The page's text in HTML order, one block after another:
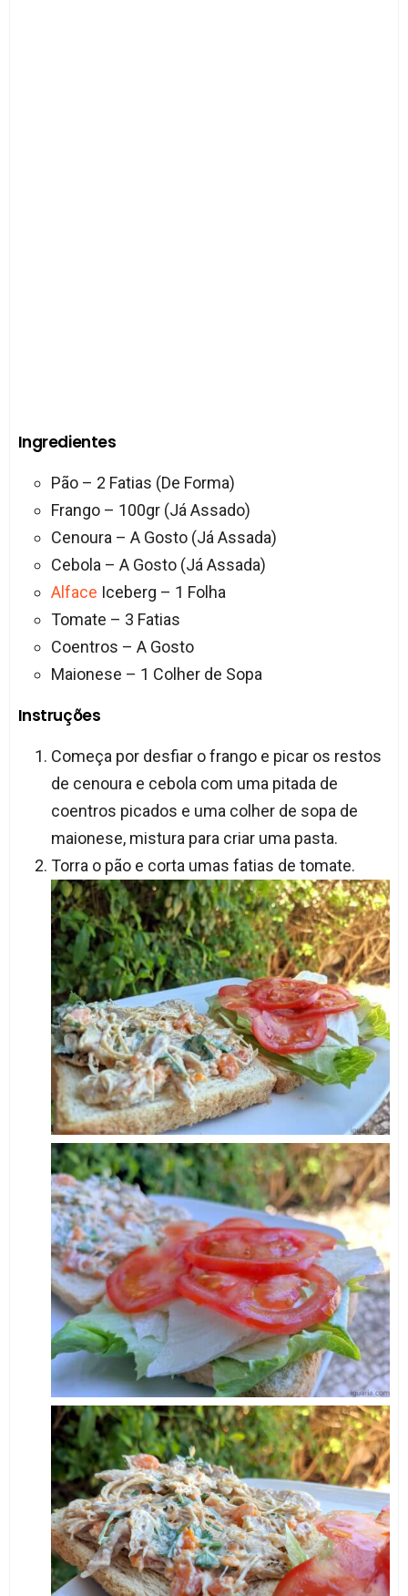
Ingredientes
Pão – 2 Fatias (De Forma)
Frango – 100gr (Já Assado)
Cenoura – A Gosto (Já Assada)
Cebola – A Gosto (Já Assada)
Alface Iceberg – 1 Folha
Tomate – 3 Fatias
Coentros – A Gosto
Maionese – 1 Colher de Sopa
Instruções
Começa por desfiar o frango e picar os restos
de cenoura e cebola com uma pitada de
coentros picados e uma colher de sopa de
maionese, mistura para criar uma pasta.
Torra o pão e corta umas fatias de tomate.